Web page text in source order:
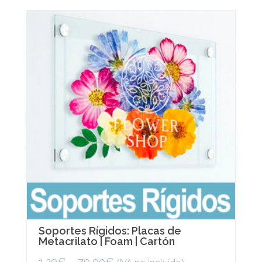
may
be
chosen
on
the
product
page
Soportes Rígidos: Placas de
Metacrilato | Foam | Cartón